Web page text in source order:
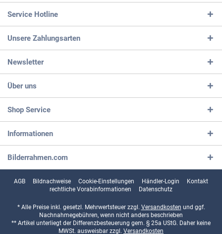
Service Hotline
Unsere Zahlungsarten
Newsletter
Über uns
Shop Service
Informationen
Bilderrahmen.com
AGB Bildnachweise Cookie-Einstellungen Händler-Login
Kontakt
rechtliche Vorabinformationen
Datenschutz
* Alle Preise inkl. gesetzl. Mehrwertsteuer zzgl. Versandkosten und ggf.
Nachnahmegebühren, wenn nicht anders beschrieben
** Artikel unterliegt der Differenzbesteuerung gem. § 25a UStG. Daher keine
MWSt. ausweisbar zzgl. Versandkosten